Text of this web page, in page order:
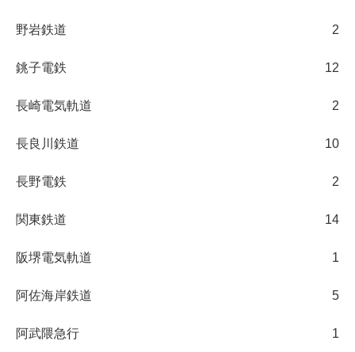
野岩鉄道 2
銚子電鉄 12
長崎電気軌道 2
長良川鉄道 10
長野電鉄 2
関東鉄道 14
阪堺電気軌道 1
阿佐海岸鉄道 5
阿武隈急行 1